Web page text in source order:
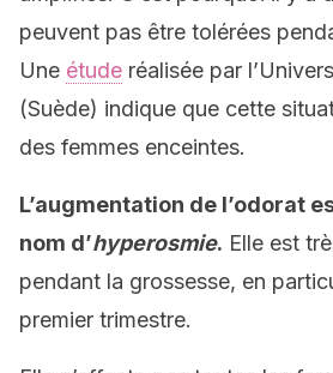
peuvent pas être tolérées
Une étude réalisée par
(Suède) indique que cette
des femmes enceintes.
L’augmentation de l’odorat
nom d’hyperosmie. Elle est
pendant la grossesse, en
premier trimestre.